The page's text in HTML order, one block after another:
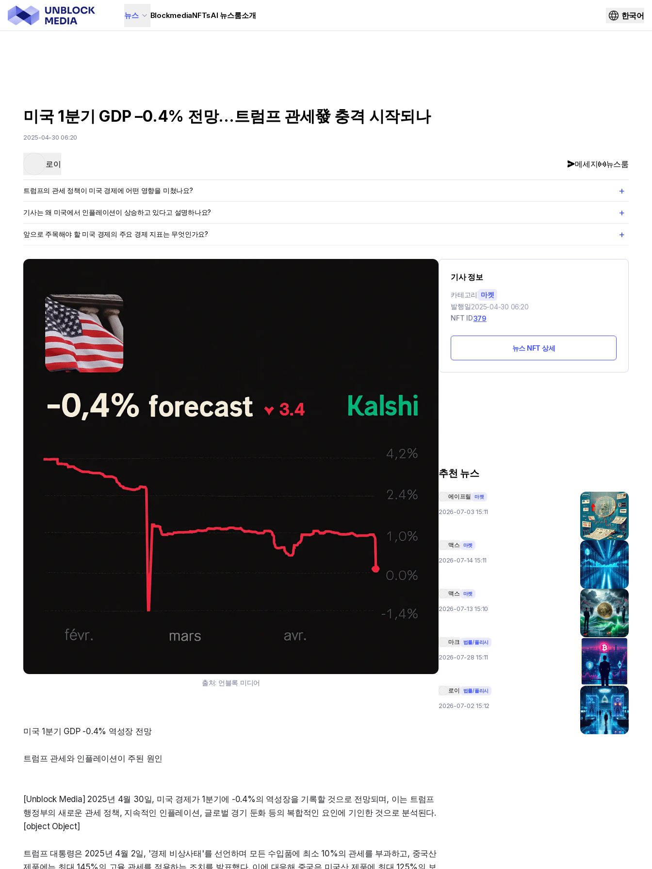
뉴스 BlockmediaNFTsAI 뉴스룸소개 한국어
미국 1분기 GDP –0.4% 전망…트럼프 관세發 충격 시작되나
2025-04-30 06:20
로이 메세지 뉴스룸
트럼프의 관세 정책이 미국 경제에 어떤 영향을 미쳤나요? +
기사는 왜 미국에서 인플레이션이 상승하고 있다고 설명하나요? +
앞으로 주목해야 할 미국 경제의 주요 경제 지표는 무엇인가요? +
출처: 언블록 미디어
미국 1분기 GDP -0.4% 역성장 전망
트럼프 관세와 인플레이션이 주된 원인
[Unblock Media] 2025년 4월 30일, 미국 경제가 1분기에 -0.4%의 역성장을 기록할 것으로 전망되며, 이는 트럼프
행정부의 새로운 관세 정책, 지속적인 인플레이션, 글로벌 경기 둔화 등의 복합적인 요인에 기인한 것으로 분석된다.
[object Object]
트럼프 대통령은 2025년 4월 2일, '경제 비상사태'를 선언하며 모든 수입품에 최소 10%의 관세를 부과하고, 중국산
제품에는 최대 145%의 고율 관세를 적용하는 조치를 발표했다. 이에 대응해 중국은 미국산 제품에 최대 125%의 보
기사 정보
카테고리 마켓
발행일2025-04-30 06:20
NFT ID379
뉴스 NFT 상세
추천 뉴스
에이프릴 마켓
2026-07-03 15:11
맥스 마켓
2026-07-14 15:11
맥스 마켓
2026-07-13 15:10
마크 법률/폴리시
2026-07-28 15:11
로이 법률/폴리시
2026-07-02 15:12